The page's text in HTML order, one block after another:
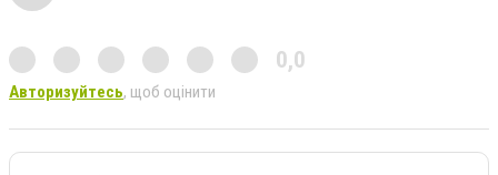
0,0
Авторизуйтесь, щоб оцінити